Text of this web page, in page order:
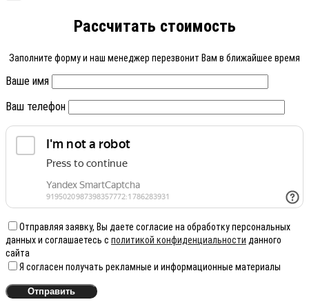
Рассчитать стоимость
Заполните форму и наш менеджер перезвонит Вам в ближайшее время
Ваше имя
Ваш телефон
Отправляя заявку, Вы даете согласие на обработку персональных
данных и соглашаетесь с политикой конфиденциальности данного
сайта
Я согласен получать рекламные и информационные материалы